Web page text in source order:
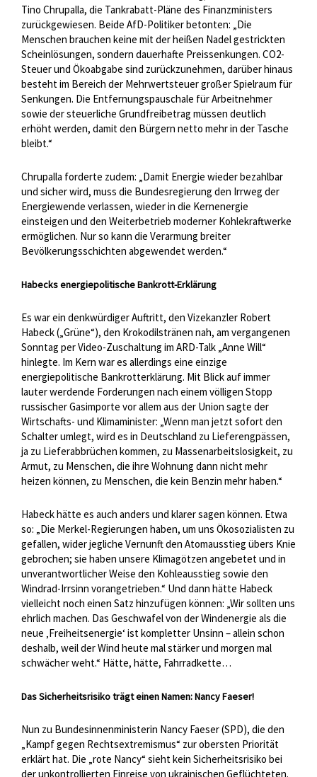
Tino Chrupalla, die Tankrabatt-Pläne des Finanzministers
zurückgewiesen. Beide AfD-Politiker betonten: „Die
Menschen brauchen keine mit der heißen Nadel gestrickten
Scheinlösungen, sondern dauerhafte Preissenkungen. CO2-
Steuer und Ökoabgabe sind zurückzunehmen, darüber hinaus
besteht im Bereich der Mehrwertsteuer großer Spielraum für
Senkungen. Die Entfernungspauschale für Arbeitnehmer
sowie der steuerliche Grundfreibetrag müssen deutlich
erhöht werden, damit den Bürgern netto mehr in der Tasche
bleibt.“
Chrupalla forderte zudem: „Damit Energie wieder bezahlbar
und sicher wird, muss die Bundesregierung den Irrweg der
Energiewende verlassen, wieder in die Kernenergie
einsteigen und den Weiterbetrieb moderner Kohlekraftwerke
ermöglichen. Nur so kann die Verarmung breiter
Bevölkerungsschichten abgewendet werden.“
Habecks energiepolitische Bankrott-Erklärung
Es war ein denkwürdiger Auftritt, den Vizekanzler Robert
Habeck („Grüne“), den Krokodilstränen nah, am vergangenen
Sonntag per Video-Zuschaltung im ARD-Talk „Anne Will“
hinlegte. Im Kern war es allerdings eine einzige
energiepolitische Bankrotterklärung. Mit Blick auf immer
lauter werdende Forderungen nach einem völligen Stopp
russischer Gasimporte vor allem aus der Union sagte der
Wirtschafts- und Klimaminister: „Wenn man jetzt sofort den
Schalter umlegt, wird es in Deutschland zu Lieferengpässen,
ja zu Lieferabbrüchen kommen, zu Massenarbeitslosigkeit, zu
Armut, zu Menschen, die ihre Wohnung dann nicht mehr
heizen können, zu Menschen, die kein Benzin mehr haben.“
Habeck hätte es auch anders und klarer sagen können. Etwa
so: „Die Merkel-Regierungen haben, um uns Ökosozialisten zu
gefallen, wider jegliche Vernunft den Atomausstieg übers Knie
gebrochen; sie haben unsere Klimagötzen angebetet und in
unverantwortlicher Weise den Kohleausstieg sowie den
Windrad-Irrsinn vorangetrieben.“ Und dann hätte Habeck
vielleicht noch einen Satz hinzufügen können: „Wir sollten uns
ehrlich machen. Das Geschwafel von der Windenergie als die
neue ‚Freiheitsenergie‘ ist kompletter Unsinn – allein schon
deshalb, weil der Wind heute mal stärker und morgen mal
schwächer weht.“ Hätte, hätte, Fahrradkette…
Das Sicherheitsrisiko trägt einen Namen: Nancy Faeser!
Nun zu Bundesinnenministerin Nancy Faeser (SPD), die den
„Kampf gegen Rechtsextremismus“ zur obersten Priorität
erklärt hat. Die „rote Nancy“ sieht kein Sicherheitsrisiko bei
der unkontrollierten Einreise von ukrainischen Geflüchteten.